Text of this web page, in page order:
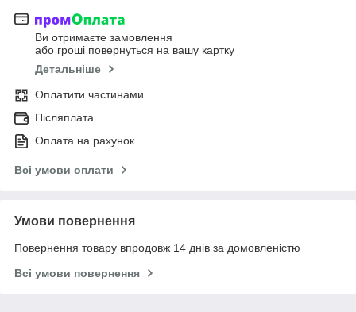
Ви отримаєте замовлення
або гроші повернуться на вашу картку
Детальніше
Оплатити частинами
Післяплата
Оплата на рахунок
Всі умови оплати
Умови повернення
Повернення товару впродовж 14 днів за домовленістю
Всі умови повернення